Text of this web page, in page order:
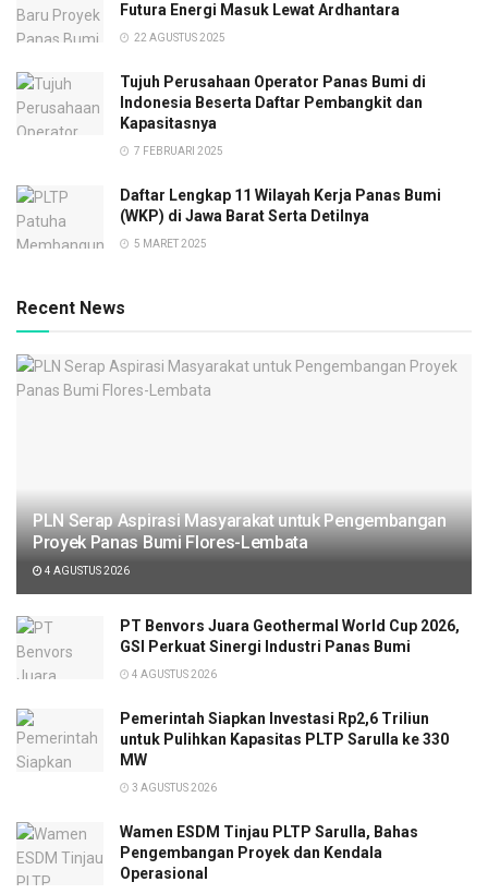
Futura Energi Masuk Lewat Ardhantara
22 AGUSTUS 2025
Tujuh Perusahaan Operator Panas Bumi di
Indonesia Beserta Daftar Pembangkit dan
Kapasitasnya
7 FEBRUARI 2025
Daftar Lengkap 11 Wilayah Kerja Panas Bumi
(WKP) di Jawa Barat Serta Detilnya
5 MARET 2025
Recent News
PLN Serap Aspirasi Masyarakat untuk Pengembangan
Proyek Panas Bumi Flores-Lembata
4 AGUSTUS 2026
PT Benvors Juara Geothermal World Cup 2026,
GSI Perkuat Sinergi Industri Panas Bumi
4 AGUSTUS 2026
Pemerintah Siapkan Investasi Rp2,6 Triliun
untuk Pulihkan Kapasitas PLTP Sarulla ke 330
MW
3 AGUSTUS 2026
Wamen ESDM Tinjau PLTP Sarulla, Bahas
Pengembangan Proyek dan Kendala
Operasional